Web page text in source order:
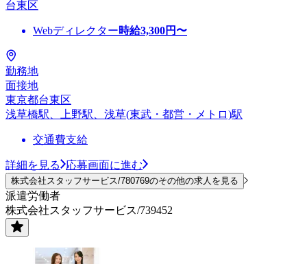
台東区
Webディレクター時給3,300円〜
勤務地
面接地
東京都台東区
浅草橋駅、上野駅、浅草(東武・都営・メトロ)駅
交通費支給
詳細を見る 応募画面に進む
株式会社スタッフサービス/780769のその他の求人を見る
派遣労働者
株式会社スタッフサービス/739452